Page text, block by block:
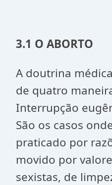
3.1 O ABORTO
A doutrina
de quatro
Interrupção
São os casos
praticado por
movido por
sexistas, de